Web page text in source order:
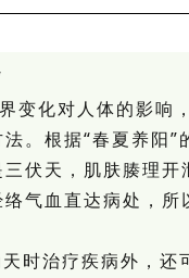
化对人体的影响
。根据“春夏养阳”
伏天，肌肤腠理
气血直达病处，
时治疗疾病外，还